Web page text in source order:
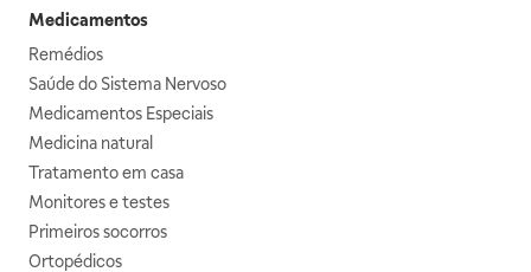
Medicamentos
Remédios
Saúde do Sistema Nervoso
Medicamentos Especiais
Medicina natural
Tratamento em casa
Monitores e testes
Primeiros socorros
Ortopédicos